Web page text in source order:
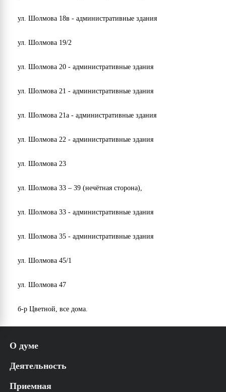
ул. Шолмова 18в - административные здания
ул. Шолмова 19/2
ул. Шолмова 20 - административные здания
ул. Шолмова 21 - административные здания
ул. Шолмова 21а - административные здания
ул. Шолмова 22 - административные здания
ул. Шолмова 23
ул. Шолмова 33 – 39 (нечётная сторона),
ул. Шолмова 33 - административные здания
ул. Шолмова 35 - административные здания
ул. Шолмова 45/1
ул. Шолмова 47
б-р Цветной, все дома.
О думе
Структура
Регламент
Деятельность
Постановления
Приемная